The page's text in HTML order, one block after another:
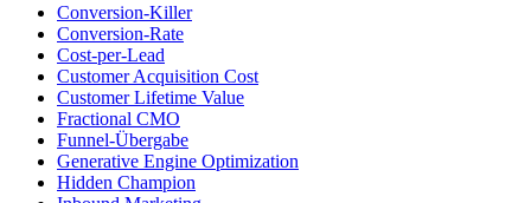
Conversion-Killer
Conversion-Rate
Cost-per-Lead
Customer Acquisition Cost
Customer Lifetime Value
Fractional CMO
Funnel-Übergabe
Generative Engine Optimization
Hidden Champion